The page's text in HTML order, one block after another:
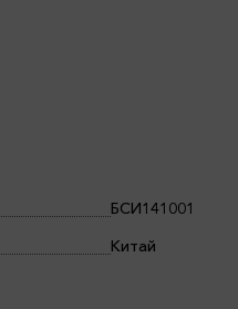
БСИ141001
Китай